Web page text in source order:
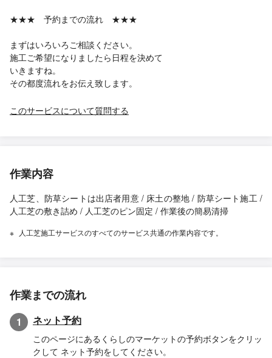
★★★ 予約までの流れ ★★★
まずはいろいろご相談ください。
施工ご希望になりましたら日程を決めて
いきますね。
その都度流れをお伝え致します。
このサービスについて質問する
作業内容
人工芝、防草シートは出店者用意 / 床土の整地 / 防草シート施工 /
人工芝の敷き詰め / 人工芝のピン固定 / 作業後の簡易清掃
人工芝施工サービスのすべてのサービス共通の作業内容です。
作業までの流れ
1 ネット予約
このページにあるくらしのマーケットの予約ボタンをクリッ
クして ネット予約をしてください。